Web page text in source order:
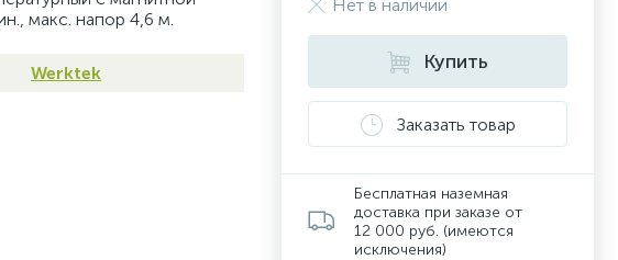
макс. напор 4,6 м.
Werktek
Нет в наличии
Купить
Заказать товар
Бесплатная наземная
доставка при заказе от
12 000 руб. (имеются
исключения)